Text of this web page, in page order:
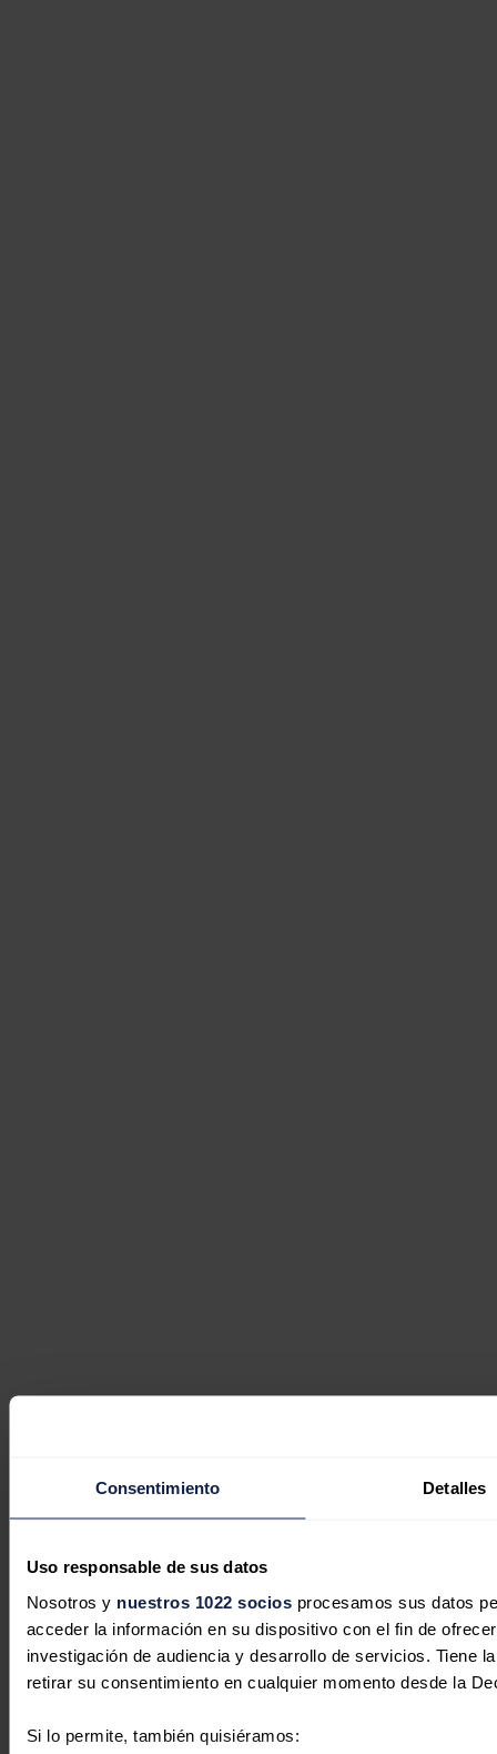
Consentimiento Detalles
Uso responsable de sus datos
Nosotros y nuestros 1022 sociosprocesamos sus datos
acceder la información en su dispositivo con el fin de
investigación de audiencia y desarrollo de servicios. Tiene
retirar su consentimiento en cualquier momento desde la
Si lo permite, también quisiéramos: